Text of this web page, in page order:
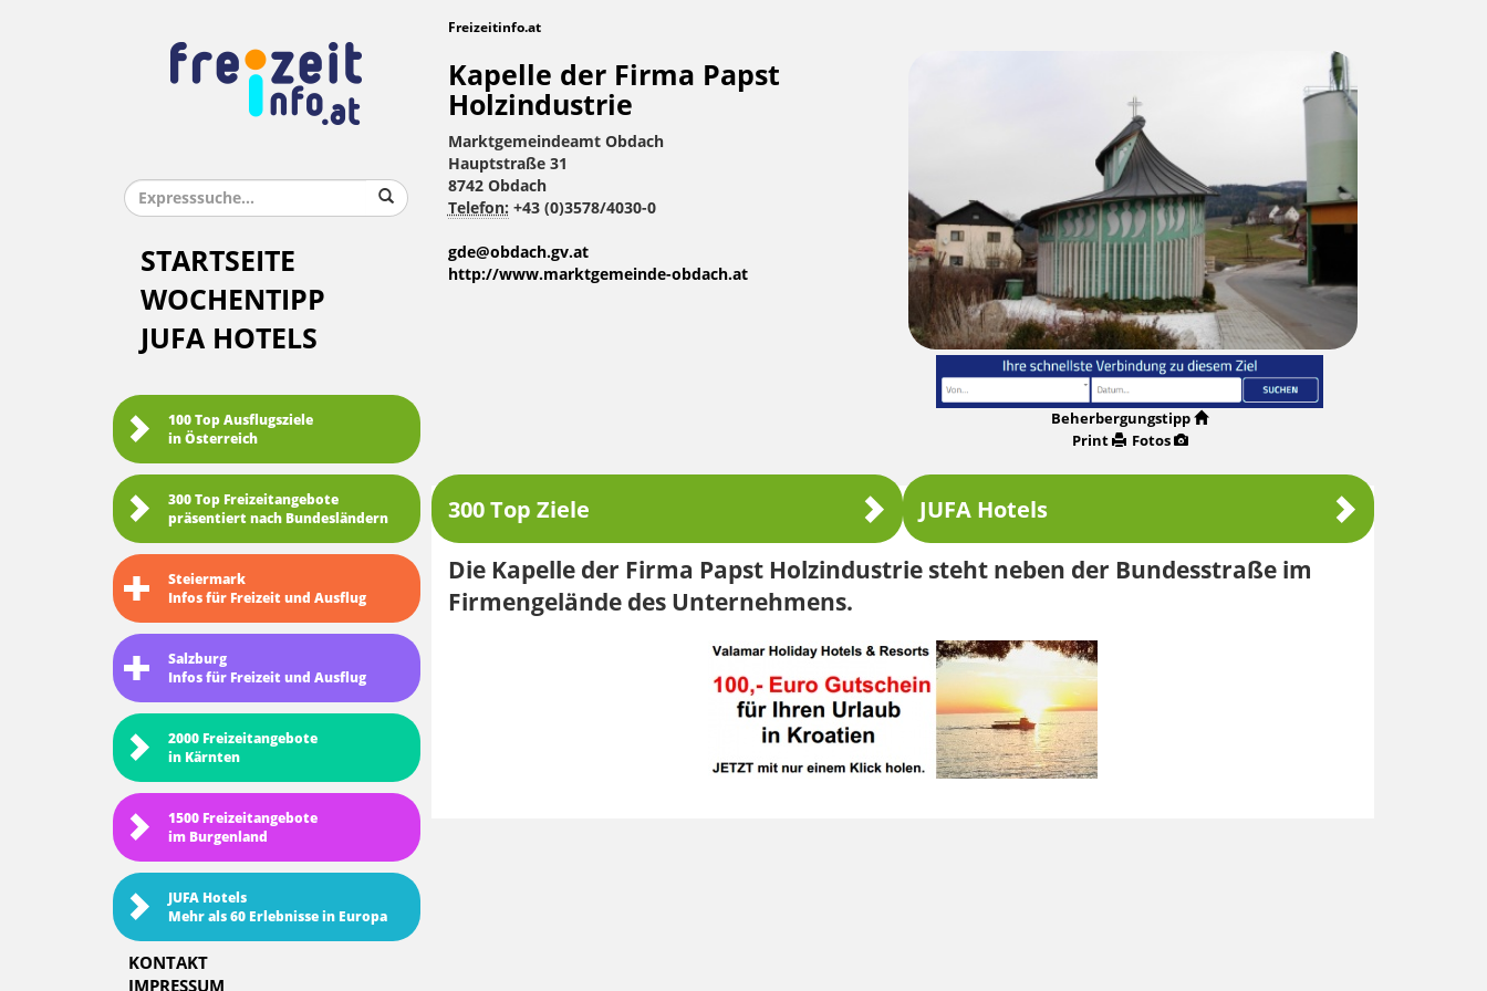
STARTSEITE
WOCHENTIPP
JUFA HOTELS
100 Top Ausflugsziele
in Österreich
300 Top Freizeitangebote
präsentiert nach Bundesländern
Steiermark
Infos für Freizeit und Ausflug
Salzburg
Infos für Freizeit und Ausflug
2000 Freizeitangebote
in Kärnten
1500 Freizeitangebote
im Burgenland
JUFA Hotels
Mehr als 60 Erlebnisse in Europa
KONTAKT
IMPRESSUM
Freizeitinfo.at
Kapelle der Firma Papst
Holzindustrie
Marktgemeindeamt Obdach
Hauptstraße 31
8742 Obdach
Telefon: +43 (0)3578/4030-0
gde@obdach.gv.at
http://www.marktgemeinde-obdach.at
Beherbergungstipp
Print
Fotos
300 Top Ziele JUFA Hotels
Die Kapelle der Firma Papst Holzindustrie steht neben der Bundesstraße im
Firmengelände des Unternehmens.